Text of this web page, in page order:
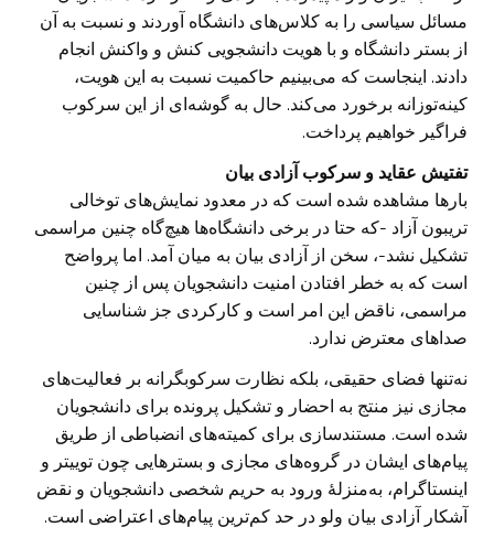
مسائل سیاسی را به کلاس‌های دانشگاه آوردند و نسبت به آن
از بستر دانشگاه و با هویت دانشجویی کنش و واکنش انجام
دادند. اینجاست که می‌بینیم حاکمیت نسبت به این هویت،
کینه‌توزانه برخورد می‌کند. حال به گوشه‌ای از این سرکوب
فراگیر خواهیم پرداخت.
تفتیش عقاید و سرکوب آزادی بیان
بارها مشاهده شده است که در معدود نمایش‌های توخالی
تریبون آزاد -که حتا در برخی دانشگاه‌ها هیچ‌گاه چنین مراسمی
تشکیل نشد-، سخن از آزادی بیان به میان آمد. اما پرواضح
است که به خطر افتادن امنیت دانشجویان پس از چنین
مراسمی، ناقض این امر است و کارکردی جز شناسایی
صداهای معترض ندارد.
نه‌تنها فضای حقیقی، بلکه نظارت سرکوبگرانه بر فعالیت‌های
مجازی نیز منتج به احضار و تشکیل پرونده برای دانشجویان
شده است. مستندسازی برای کمیته‌های انضباطی از طریق
پیام‌های ایشان در گروه‌های مجازی و بسترهایی چون توییتر و
اینستاگرام، به‌منزلهٔ ورود به حریم شخصی دانشجویان و نقض
آشکار آزادی بیان ولو در حد کم‌ترین پیام‌های اعتراضی است.